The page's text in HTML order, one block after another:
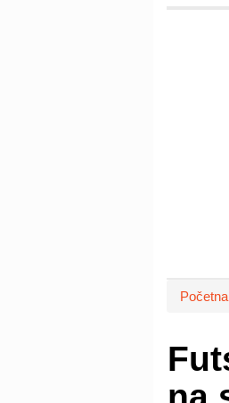
Početna